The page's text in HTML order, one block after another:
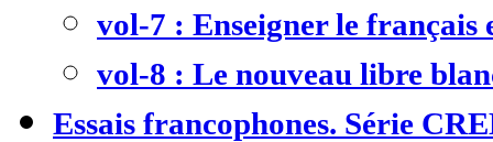
vol-7 : Enseigner le
vol-8 : Le nouveau libre
Essais francophones. Série